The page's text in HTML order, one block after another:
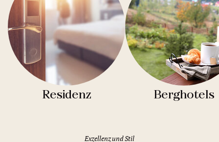
Residenz Berghotels
Exzellenz und Stil